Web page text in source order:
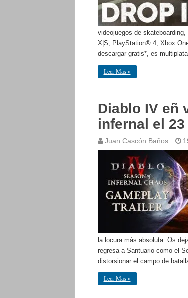
videojuegos de
X|S, PlayStation® 4, Xbox
descargar gratis*, es
Leer Mas »
Diablo IV eñ
infernal el
Juan Cascón Baños
la locura más absoluta. Os
regresa a Santuario como el
distorsionar el campo de
Leer Mas »